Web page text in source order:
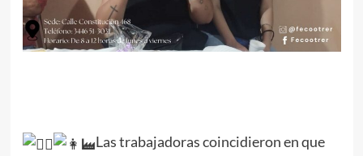
Las trabajadoras coincidieron en que